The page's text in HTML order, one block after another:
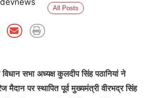
All Posts
सभा अध्यक्ष कुलदीप सिंह पठानियां ने
मैदान पर स्थापित पूर्व मुख्यमंत्री वीरभद्र सिंह